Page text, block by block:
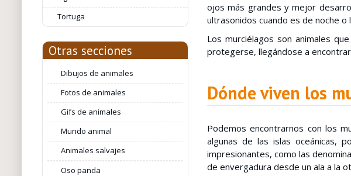
Tortuga
Otras secciones
Dibujos de animales
Fotos de animales
Gifs de animales
Mundo animal
Animales salvajes
Oso panda
ojos más grandes y mejor
ultrasonidos cuando es de noche o
Los murciélagos son animales
protegerse, llegándose a
Dónde viven los
Podemos encontrarnos con los
algunas de las islas oceánicas,
impresionantes, como las
de envergadura desde un ala a la